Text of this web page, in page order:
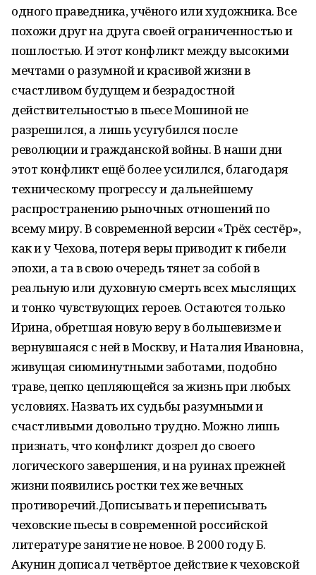
одного праведника, учёного или художника. Все
похожи друг на друга своей ограниченностью и
пошлостью. И этот конфликт между высокими
мечтами о разумной и красивой жизни в
счастливом будущем и безрадостной
действительностью в пьесе Мошиной не
разрешился, а лишь усугубился после
революции и гражданской войны. В наши дни
этот конфликт ещё более усилился, благодаря
техническому прогрессу и дальнейшему
распространению рыночных отношений по
всему миру. В современной версии «Трёх сестёр»,
как и у Чехова, потеря веры приводит к гибели
эпохи, а та в свою очередь тянет за собой в
реальную или духовную смерть всех мыслящих
и тонко чувствующих героев. Остаются только
Ирина, обретшая новую веру в большевизме и
вернувшаяся с ней в Москву, и Наталия Ивановна,
живущая сиюминутными заботами, подобно
траве, цепко цепляющейся за жизнь при любых
условиях. Назвать их судьбы разумными и
счастливыми довольно трудно. Можно лишь
признать, что конфликт дозрел до своего
логического завершения, и на руинах прежней
жизни появились ростки тех же вечных
противоречий.Дописывать и переписывать
чеховские пьесы в современной российской
литературе занятие не новое. В 2000 году Б.
Акунин дописал четвёртое действие к чеховской